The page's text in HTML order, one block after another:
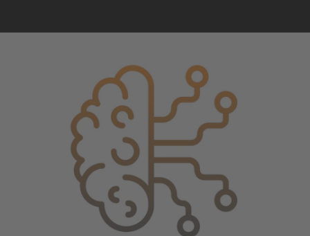
Management Platform
&eRecht24